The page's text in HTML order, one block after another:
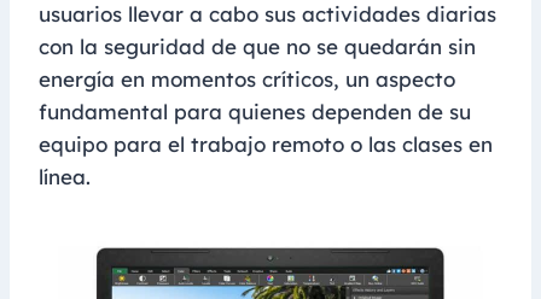
usuarios llevar a cabo sus actividades diarias
con la seguridad de que no se quedarán sin
energía en momentos críticos, un aspecto
fundamental para quienes dependen de su
equipo para el trabajo remoto o las clases en
línea.